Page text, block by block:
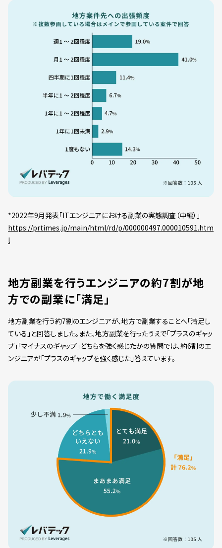
*2022年9月発表「ITエンジニアにおける副業の実態調査（中編）」
https://prtimes.jp/main/html/rd/p/000000497.000010591.htm
l
地方副業を行うエンジニアの約7割が地
方での副業に「満足」
地方副業を行う約7割のエンジニアが、地方で副業することへ「満足し
ている」と回答しました。また、地方副業を行ったうえで「プラスのギャッ
プ」「マイナスのギャップ」どちらを強く感じたかの質問では、約6割のエ
ンジニアが「プラスのギャップを強く感じた」答えています。